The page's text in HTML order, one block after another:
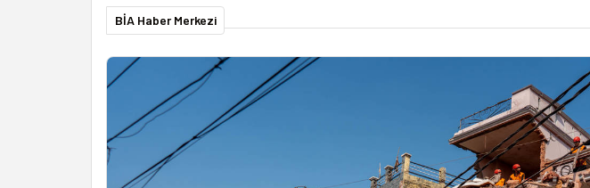
BİA Haber Merkezi